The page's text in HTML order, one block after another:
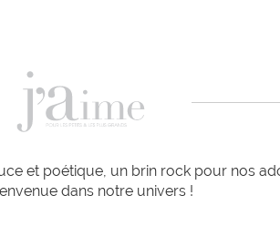
et poétique, un brin rock pour nos
dans notre univers !